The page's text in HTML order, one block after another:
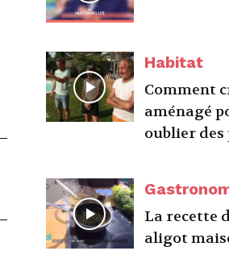
Habitat
Comment
aménagé
oublier des
La recette
aligot